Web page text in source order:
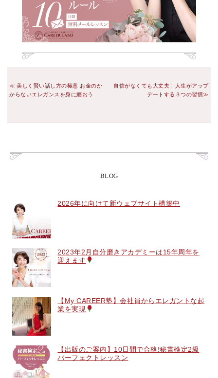
美しく賢い話し方の極意 お金のか
からないエレガンスを身に纏おう
自信がなくても大丈夫！人生がアップ
デートする３つの習慣
BLOG
2026年に向けて新ウェブサイト構築中
2023年2月自分磨きアカデミーは15年周年を
迎えます
【My CAREER塾】会社員からエレガントな起
業を実現
【出版のご案内】10日間で合格!秘書検定2級
パーフェクトレッスン